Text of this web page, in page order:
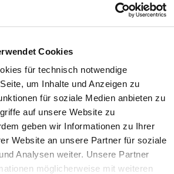
Cookies
für technisch notwendige
um Inhalte und Anzeigen zu
für soziale Medien anbieten zu
auf unsere Website zu
geben wir Informationen zu Ihrer
Website an unsere Partner für soziale
Analysen weiter. Unsere Partner
möglicherweise mit weiteren
230 Volt, 3,9 Joule